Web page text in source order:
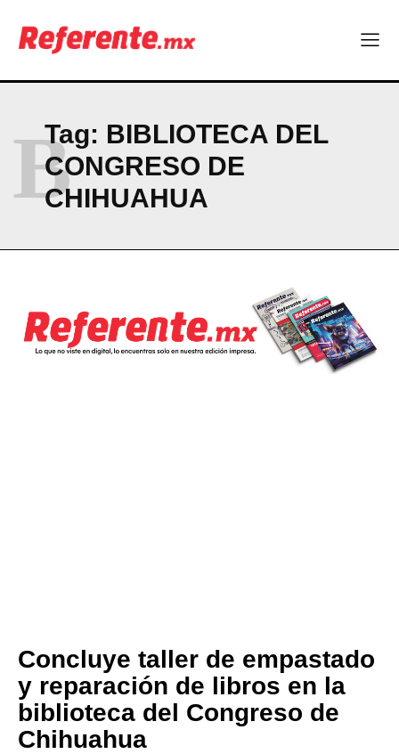
PRIVACY POLICY
NEWSLETTER
Tag: BIBLIOTECA DEL
CONGRESO DE
CHIHUAHUA
B
Concluye taller de empastado
y reparación de libros en la
biblioteca del Congreso de
Chihuahua